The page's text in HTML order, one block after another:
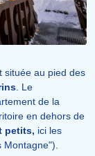
située au pied des
. Le
de la
en dehors de
petits, ici les
Montagne").